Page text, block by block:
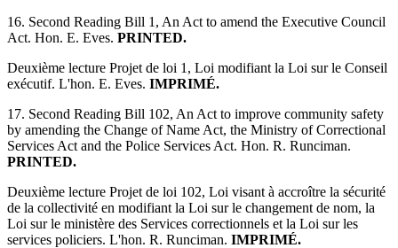
16. Second Reading Bill 1, An Act to amend the Executive Council
Act. Hon. E. Eves. PRINTED.
Deuxième lecture Projet de loi 1, Loi modifiant la Loi sur le Conseil
exécutif. L'hon. E. Eves. IMPRIMÉ.
17. Second Reading Bill 102, An Act to improve community safety
by amending the Change of Name Act, the Ministry of Correctional
Services Act and the Police Services Act. Hon. R. Runciman.
PRINTED.
Deuxième lecture Projet de loi 102, Loi visant à accroître la sécurité
de la collectivité en modifiant la Loi sur le changement de nom, la
Loi sur le ministère des Services correctionnels et la Loi sur les
services policiers. L'hon. R. Runciman. IMPRIMÉ.